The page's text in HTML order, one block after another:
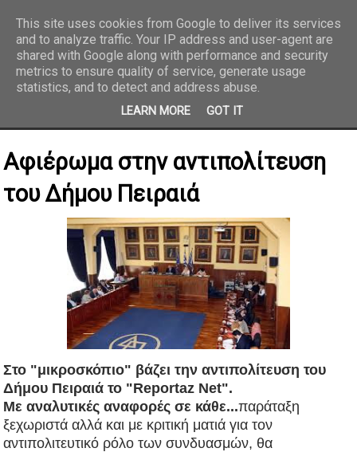
REPORTAZ NET
Αφιέρωμα στην αντιπολίτευση
του Δήμου Πειραιά
Στο "μικροσκόπιο" βάζει την αντιπολίτευση του
Δήμου Πειραιά το "Reportaz Net".
Με αναλυτικές αναφορές σε κάθε...παράταξη
ξεχωριστά αλλά και με κριτική ματιά για τον
αντιπολιτευτικό ρόλο των συνδυασμών, θα
This site uses cookies from Google to deliver its services
and to analyze traffic. Your IP address and user-agent are
shared with Google along with performance and security
metrics to ensure quality of service, generate usage
statistics, and to detect and address abuse.
LEARN MORE GOT IT